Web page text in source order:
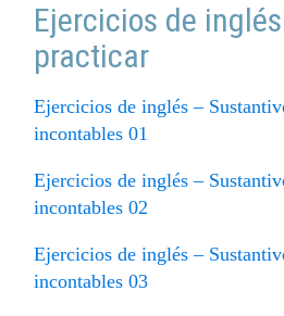
Ejercicios de
practicar
Ejercicios de inglés –
incontables 01
Ejercicios de inglés –
incontables 02
Ejercicios de inglés –
incontables 03